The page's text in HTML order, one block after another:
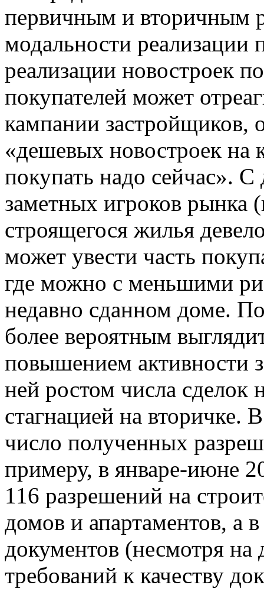
первичным и вторичным
модальности реализации
реализации новостроек
покупателей может
кампании застройщиков,
«дешевых новостроек на
покупать надо сейчас».
заметных игроков рынка
строящегося жилья
может увести часть
где можно с меньшими
недавно сданном доме.
более вероятным
повышением активности
ней ростом числа сделок
стагнацией на
число полученных
примеру, в январе-июне
116 разрешений на
домов и апартаментов, а
документов (несмотря на
требований к качеству